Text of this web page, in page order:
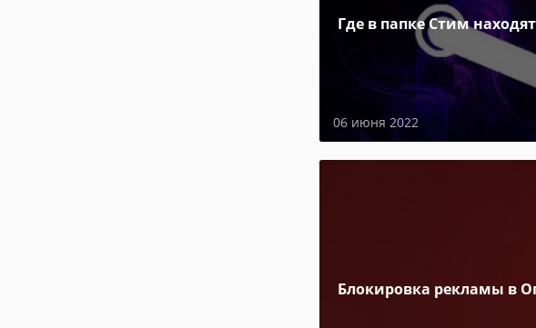
Где в папке Стим
06 июня 2022
Блокировка рекламы в